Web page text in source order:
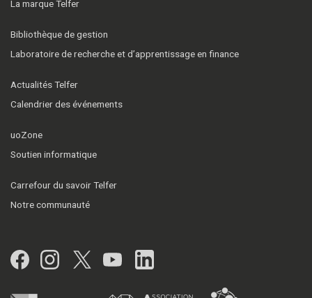
La marque Telfer
Bibliothèque de gestion
Laboratoire de recherche et d’apprentissage en finance
Actualités Telfer
Calendrier des événements
uoZone
Soutien informatique
Carrefour du savoir Telfer
Notre communauté
Facebook
Instagram
Twitter
YouTubeLinkedIn